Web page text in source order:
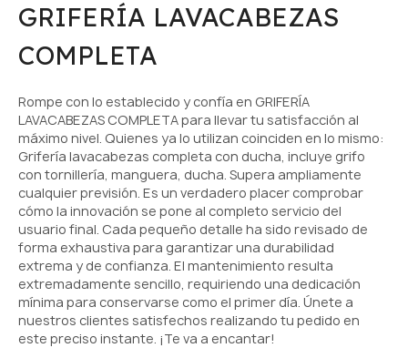
GRIFERÍA LAVACABEZAS
COMPLETA
Rompe con lo establecido y confía en GRIFERÍA
LAVACABEZAS COMPLETA para llevar tu satisfacción al
máximo nivel. Quienes ya lo utilizan coinciden en lo mismo:
Grifería lavacabezas completa con ducha, incluye grifo
con tornillería, manguera, ducha. Supera ampliamente
cualquier previsión. Es un verdadero placer comprobar
cómo la innovación se pone al completo servicio del
usuario final. Cada pequeño detalle ha sido revisado de
forma exhaustiva para garantizar una durabilidad
extrema y de confianza. El mantenimiento resulta
extremadamente sencillo, requiriendo una dedicación
mínima para conservarse como el primer día. Únete a
nuestros clientes satisfechos realizando tu pedido en
este preciso instante. ¡Te va a encantar!